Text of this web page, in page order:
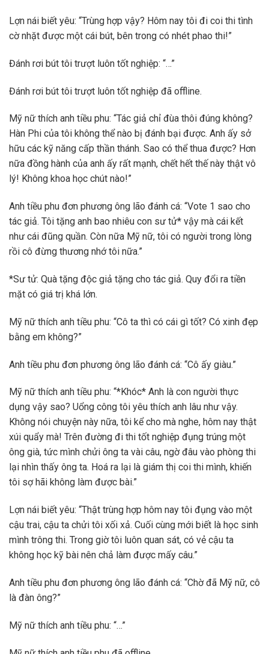
Lợn nái biết yêu: “Trùng hợp vậy? Hôm nay tôi đi coi thi tình
cờ nhặt được một cái bút, bên trong có nhét phao thi!”
Đánh rơi bút tôi trượt luôn tốt nghiệp: “…”
Đánh rơi bút tôi trượt luôn tốt nghiệp đã offline.
Mỹ nữ thích anh tiều phu: “Tác giả chỉ đùa thôi đúng không?
Hàn Phi của tôi không thể nào bị đánh bại được. Anh ấy sở
hữu các kỹ năng cấp thần thánh. Sao có thể thua được? Hơn
nữa đồng hành của anh ấy rất mạnh, chết hết thế này thật vô
lý! Không khoa học chút nào!”
Anh tiều phu đơn phương ông lão đánh cá: “Vote 1 sao cho
tác giả. Tôi tặng anh bao nhiêu con sư tử* vậy mà cái kết
như cái đũng quần. Còn nữa Mỹ nữ, tôi có người trong lòng
rồi cô đừng thương nhớ tôi nữa.”
*Sư tử: Quà tặng độc giả tặng cho tác giả. Quy đổi ra tiền
mặt có giá trị khá lớn.
Mỹ nữ thích anh tiều phu: “Cô ta thì có cái gì tốt? Có xinh đẹp
bằng em không?”
Anh tiều phu đơn phương ông lão đánh cá: “Cô ấy giàu.”
Mỹ nữ thích anh tiều phu: “*Khóc* Anh là con người thực
dụng vậy sao? Uổng công tôi yêu thích anh lâu như vậy.
Không nói chuyện này nữa, tôi kể cho mà nghe, hôm nay thật
xúi quẩy mà! Trên đường đi thi tốt nghiệp đụng trúng một
ông già, tức mình chửi ông ta vài câu, ngờ đâu vào phòng thi
lại nhìn thấy ông ta. Hoá ra lại là giám thị coi thi mình, khiến
tôi sợ hãi không làm được bài.”
Lợn nái biết yêu: “Thật trùng hợp hôm nay tôi đụng vào một
cậu trai, cậu ta chửi tôi xối xả. Cuối cùng mới biết là học sinh
mình trông thi. Trong giờ tôi luôn quan sát, có vẻ cậu ta
không học kỹ bài nên chả làm được mấy câu.”
Anh tiều phu đơn phương ông lão đánh cá: “Chờ đã Mỹ nữ, cô
là đàn ông?”
Mỹ nữ thích anh tiều phu: “…”